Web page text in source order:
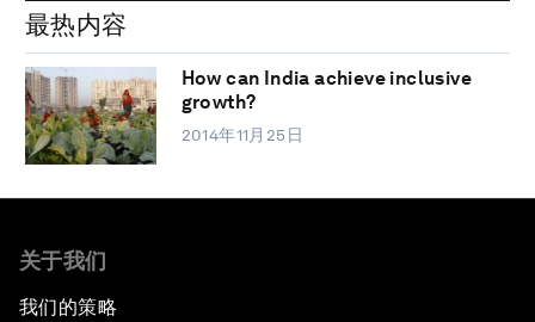
最热内容
How can India achieve inclusive
growth?
2014年11月25日
关于我们
我们的策略